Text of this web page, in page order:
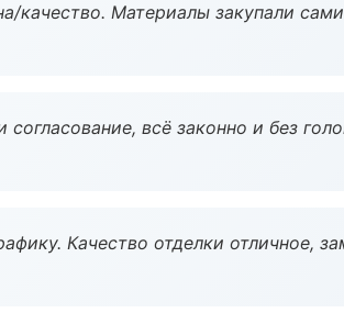
качество. Материалы закупали
всё законно и без
Качество отделки отличное,